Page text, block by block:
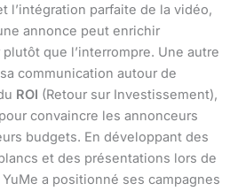
l’intégration parfaite de la vidéo,
annonce peut enrichir
que l’interrompre. Une autre
communication autour de
ROI (Retour sur Investissement),
convaincre les annonceurs
budgets. En développant des
et des présentations lors de
a positionné ses campagnes